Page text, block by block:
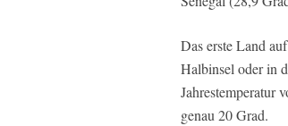
Das erste Land
Halbinsel oder in
Jahrestemperatur
genau 20 Grad.